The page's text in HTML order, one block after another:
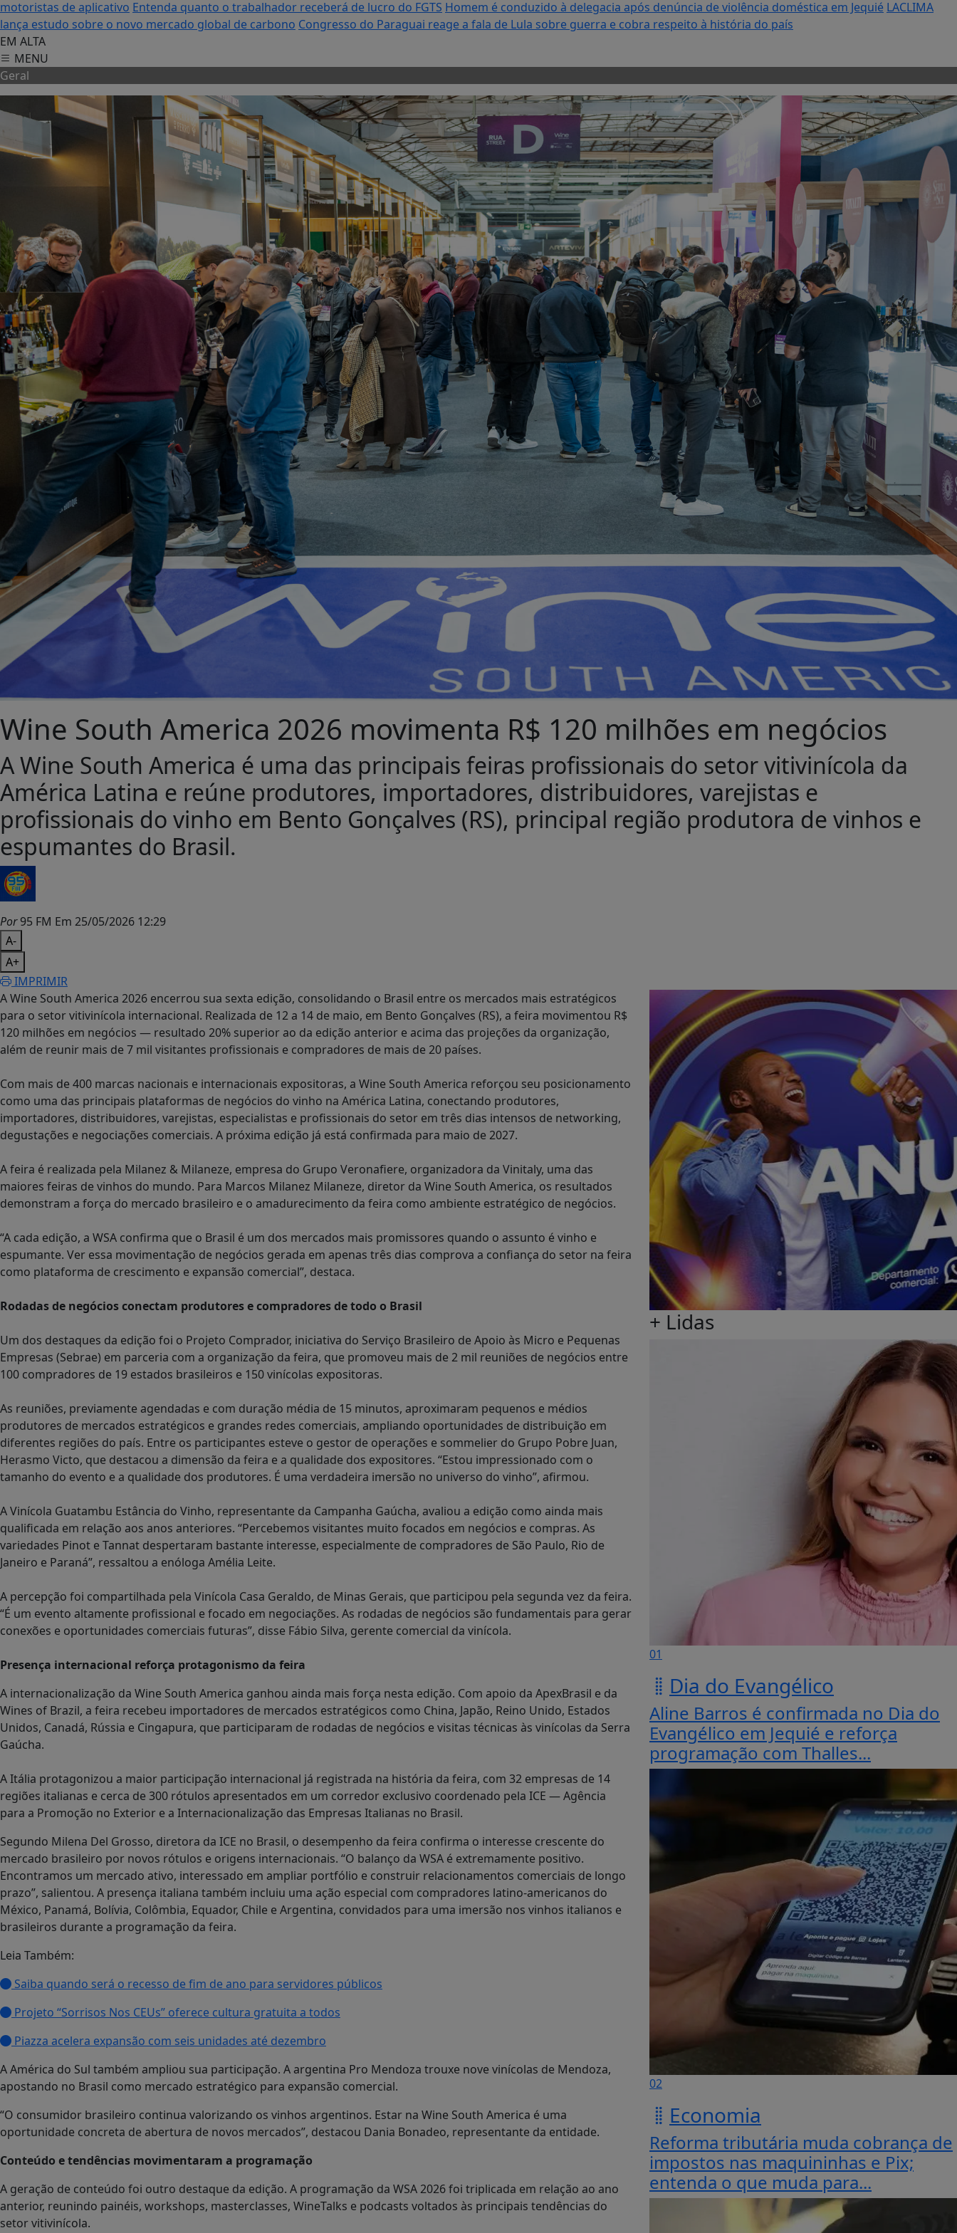
motoristas de aplicativo Entenda quanto o trabalhador receberá de lucro do FGTS Homem é conduzido à delegacia após denúncia de violência doméstica em Jequié LACLIMA
lança estudo sobre o novo mercado global de carbono Congresso do Paraguai reage a fala de Lula sobre guerra e cobra respeito à história do país
EM ALTA
MENU
Geral
Wine South America 2026 movimenta R$ 120 milhões em negócios
A Wine South America é uma das principais feiras profissionais do setor vitivinícola da
América Latina e reúne produtores, importadores, distribuidores, varejistas e
profissionais do vinho em Bento Gonçalves (RS), principal região produtora de vinhos e
espumantes do Brasil.
Por95 FM Em 25/05/2026 12:29
A-
A+
IMPRIMIR
A Wine South America 2026 encerrou sua sexta edição, consolidando o Brasil entre os mercados mais estratégicos
para o setor vitivinícola internacional. Realizada de 12 a 14 de maio, em Bento Gonçalves (RS), a feira movimentou R$
120 milhões em negócios — resultado 20% superior ao da edição anterior e acima das projeções da organização,
além de reunir mais de 7 mil visitantes profissionais e compradores de mais de 20 países.
Com mais de 400 marcas nacionais e internacionais expositoras, a Wine South America reforçou seu posicionamento
como uma das principais plataformas de negócios do vinho na América Latina, conectando produtores,
importadores, distribuidores, varejistas, especialistas e profissionais do setor em três dias intensos de networking,
degustações e negociações comerciais. A próxima edição já está confirmada para maio de 2027.
A feira é realizada pela Milanez & Milaneze, empresa do Grupo Veronafiere, organizadora da Vinitaly, uma das
maiores feiras de vinhos do mundo. Para Marcos Milanez Milaneze, diretor da Wine South America, os resultados
demonstram a força do mercado brasileiro e o amadurecimento da feira como ambiente estratégico de negócios.
“A cada edição, a WSA confirma que o Brasil é um dos mercados mais promissores quando o assunto é vinho e
espumante. Ver essa movimentação de negócios gerada em apenas três dias comprova a confiança do setor na feira
como plataforma de crescimento e expansão comercial”, destaca.
Rodadas de negócios conectam produtores e compradores de todo o Brasil
Um dos destaques da edição foi o Projeto Comprador, iniciativa do Serviço Brasileiro de Apoio às Micro e Pequenas
Empresas (Sebrae) em parceria com a organização da feira, que promoveu mais de 2 mil reuniões de negócios entre
100 compradores de 19 estados brasileiros e 150 vinícolas expositoras.
As reuniões, previamente agendadas e com duração média de 15 minutos, aproximaram pequenos e médios
produtores de mercados estratégicos e grandes redes comerciais, ampliando oportunidades de distribuição em
diferentes regiões do país. Entre os participantes esteve o gestor de operações e sommelier do Grupo Pobre Juan,
Herasmo Victo, que destacou a dimensão da feira e a qualidade dos expositores. “Estou impressionado com o
tamanho do evento e a qualidade dos produtores. É uma verdadeira imersão no universo do vinho”, afirmou.
A Vinícola Guatambu Estância do Vinho, representante da Campanha Gaúcha, avaliou a edição como ainda mais
qualificada em relação aos anos anteriores. “Percebemos visitantes muito focados em negócios e compras. As
variedades Pinot e Tannat despertaram bastante interesse, especialmente de compradores de São Paulo, Rio de
Janeiro e Paraná”, ressaltou a enóloga Amélia Leite.
A percepção foi compartilhada pela Vinícola Casa Geraldo, de Minas Gerais, que participou pela segunda vez da feira.
“É um evento altamente profissional e focado em negociações. As rodadas de negócios são fundamentais para gerar
conexões e oportunidades comerciais futuras”, disse Fábio Silva, gerente comercial da vinícola.
Presença internacional reforça protagonismo da feira
A internacionalização da Wine South America ganhou ainda mais força nesta edição. Com apoio da ApexBrasil e da
Wines of Brazil, a feira recebeu importadores de mercados estratégicos como China, Japão, Reino Unido, Estados
Unidos, Canadá, Rússia e Cingapura, que participaram de rodadas de negócios e visitas técnicas às vinícolas da Serra
Gaúcha.
A Itália protagonizou a maior participação internacional já registrada na história da feira, com 32 empresas de 14
regiões italianas e cerca de 300 rótulos apresentados em um corredor exclusivo coordenado pela ICE — Agência
para a Promoção no Exterior e a Internacionalização das Empresas Italianas no Brasil.
Segundo Milena Del Grosso, diretora da ICE no Brasil, o desempenho da feira confirma o interesse crescente do
mercado brasileiro por novos rótulos e origens internacionais. “O balanço da WSA é extremamente positivo.
Encontramos um mercado ativo, interessado em ampliar portfólio e construir relacionamentos comerciais de longo
prazo”, salientou. A presença italiana também incluiu uma ação especial com compradores latino-americanos do
México, Panamá, Bolívia, Colômbia, Equador, Chile e Argentina, convidados para uma imersão nos vinhos italianos e
brasileiros durante a programação da feira.
Leia Também:
Saiba quando será o recesso de fim de ano para servidores públicos
Projeto “Sorrisos Nos CEUs” oferece cultura gratuita a todos
Piazza acelera expansão com seis unidades até dezembro
A América do Sul também ampliou sua participação. A argentina Pro Mendoza trouxe nove vinícolas de Mendoza,
apostando no Brasil como mercado estratégico para expansão comercial.
“O consumidor brasileiro continua valorizando os vinhos argentinos. Estar na Wine South America é uma
oportunidade concreta de abertura de novos mercados”, destacou Dania Bonadeo, representante da entidade.
Conteúdo e tendências movimentaram a programação
A geração de conteúdo foi outro destaque da edição. A programação da WSA 2026 foi triplicada em relação ao ano
anterior, reunindo painéis, workshops, masterclasses, WineTalks e podcasts voltados às principais tendências do
setor vitivinícola.
+ Lidas
01
Dia do Evangélico
Aline Barros é confirmada no Dia do
Evangélico em Jequié e reforça
programação com Thalles...
02
Economia
Reforma tributária muda cobrança de
impostos nas maquininhas e Pix;
entenda o que muda para...